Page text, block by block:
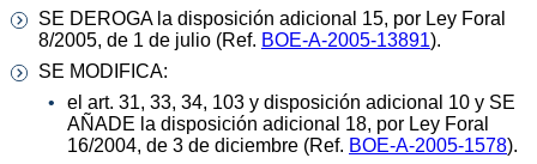
SE DEROGA la disposición adicional 15, por Ley Foral
8/2005, de 1 de julio (Ref. BOE-A-2005-13891).
SE MODIFICA:
el art. 31, 33, 34, 103 y disposición adicional 10 y SE
AÑADE la disposición adicional 18, por Ley Foral
16/2004, de 3 de diciembre (Ref. BOE-A-2005-1578).